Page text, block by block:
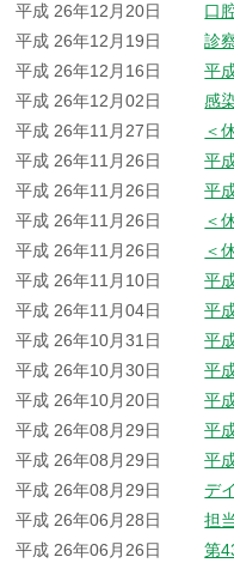
平成 26年12月20日
口
平成 26年12月19日
診
平成 26年12月16日
平
平成 26年12月02日
感
平成 26年11月27日
＜
平成 26年11月26日
平
平成 26年11月26日
平
平成 26年11月26日
＜
平成 26年11月26日
＜
平成 26年11月10日
平
平成 26年11月04日
平
平成 26年10月31日
平
平成 26年10月30日
平
平成 26年10月20日
平
平成 26年08月29日
平
平成 26年08月29日
平
平成 26年08月29日
デ
平成 26年06月28日
担
平成 26年06月26日
第